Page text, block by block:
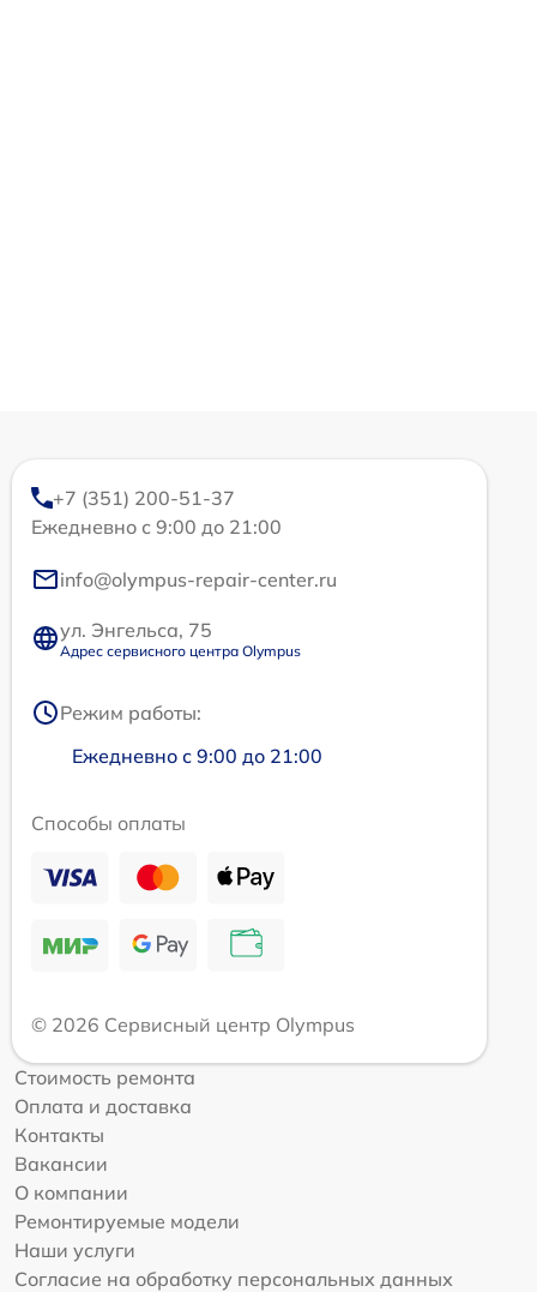
+7 (351) 200-51-37
Ежедневно с 9:00 до 21:00
info@olympus-repair-center.ru
ул. Энгельса, 75
Адрес сервисного центра Olympus
Режим работы:
Ежедневно с 9:00 до 21:00
Способы оплаты
© 2026 Сервисный центр Olympus
Стоимость ремонта
Оплата и доставка
Контакты
Вакансии
О компании
Ремонтируемые модели
Наши услуги
Согласие на обработку персональных данных